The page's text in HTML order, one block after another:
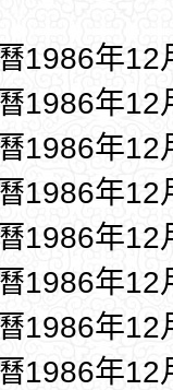
1986年12
1986年12
1986年12
1986年12
1986年12
1986年12
1986年12
1986年12